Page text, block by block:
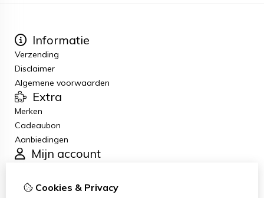
Informatie
Verzending
Disclaimer
Algemene voorwaarden
Extra
Merken
Cadeaubon
Aanbiedingen
Mijn account
Bestelhistorie
Cookies & Privacy